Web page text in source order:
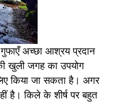
अच्छा आश्रय प्रदान
खुली जगह का उपयोग
किया जा सकता है। अगर
है। किले के शीर्ष पर बहुत